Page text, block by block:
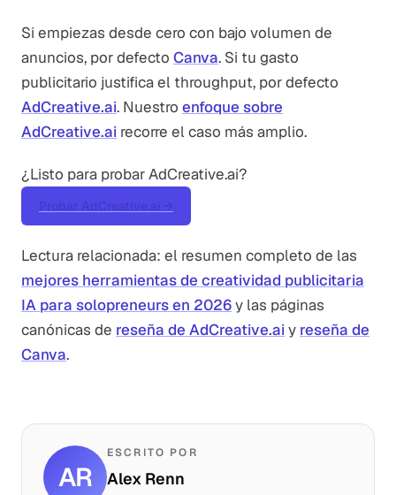
Si empiezas desde cero con bajo volumen de
anuncios, por defecto Canva. Si tu gasto
publicitario justifica el throughput, por defecto
AdCreative.ai. Nuestro enfoque sobre
AdCreative.ai recorre el caso más amplio.
¿Listo para probar AdCreative.ai?
Probar AdCreative.ai →
Lectura relacionada: el resumen completo de las
mejores herramientas de creatividad publicitaria
IA para solopreneurs en 2026y las páginas
canónicas de reseña de AdCreative.ai y reseña de
Canva.
AR
ESCRITO POR
Alex Renn